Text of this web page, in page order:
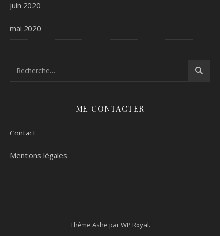
juin 2020
mai 2020
ME CONTACTER
Contact
Mentions légales
Thème Ashe parWP Royal.